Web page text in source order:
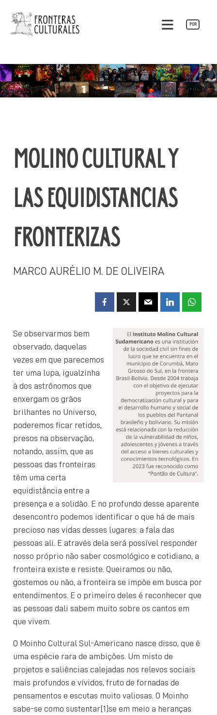
contenido
Fronteras Culturales
POR
MOLINO CULTURAL Y
LAS EQUIDISTANCIAS
FRONTERIZAS
MARCO AURÉLIO M. DE OLIVEIRA
Se observarmos bem
observado, daquelas
vezes em que parecemos
ter uma lupa, igualzinha
à dos astrônomos que
enxergam os grãos
brilhantes no Universo,
poderemos ficar retidos,
presos na observação,
notando, assim, que as
pessoas das fronteiras
têm uma certa
equidistância entre a
presença e a solidão. E no profundo desse aparente
desencontro podemos identificar o que há de mais
precioso nas vidas desses lugares: a fala das
pessoas ali. E através dela será possível responder
nosso próprio não saber cosmológico e cotidiano, a
fronteira existe e resiste. Queiramos ou não,
gostemos ou não, a fronteira se impõe em busca por
entendimentos. E o primeiro deles é reconhecer que
as pessoas dali sabem muito sobre os cantos em
que vivem.
O Moinho Cultural Sul-Americano nasce disso, que é
uma espécie rara de ambições. Um misto de
projetos e saliências calejadas nos relevos sociais
mais profundos e vívidos, fruto de fornadas de
pensamentos e escutas muito valiosas. O Moinho
sabe-se como sustentar[1]se em meio a heranças